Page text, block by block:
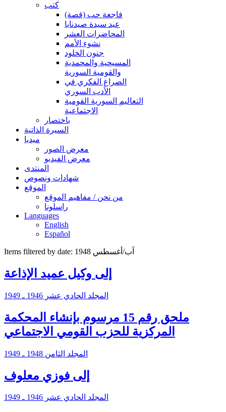
كتب
فاجعة حب (قصة)
عيد سيدة صيدنايا
المحاضرات العشر
نشوء الأمم
جنون الخلود
المسيحية والمحمدية
والقومية السورية
الصراع الفكري في
الأدب السوري
التعاليم السورية القومية
الاجتماعية
باختصار
السيرة الذاتية
ميديا
معرض الصور
معرض الفيديو
المنتدى
شهادات ونصوص
الموقع
من نحن / مفاهيم الموقع
راسلونا
Languages
English
Español
Items filtered by date: آب/أغسطس 1948
إلى وكيل عميد الإذاعة
المجلد الحادي عشر 1946 ـ 1949
ملحق رقم 15 مرسوم بإنشاء المحكمة
المركزية للحزب القومي الاجتماعي
المجلد الثامن 1948 ـ 1949
إلى فوزي معلوف
المجلد الحادي عشر 1946 ـ 1949